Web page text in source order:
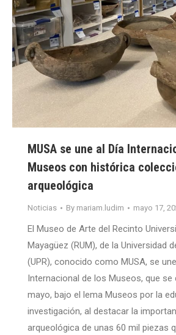
MUSA se une al Día
Museos con histórica
arqueológica
Noticias By mariam.ludim mayo 17,
El Museo de Arte del Recinto
Mayagüez (RUM), de la Universidad
(UPR), conocido como MUSA, se
Internacional de los Museos, que se
mayo, bajo el lema Museos por la
investigación, al destacar la
arqueológica de unas 60 mil piezas